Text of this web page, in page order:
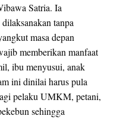
Satria. Ia
tanpa
masa depan
memberikan manfaat
ibu menyusui, anak
ini dinilai harus pula
pelaku UMKM, petani,
sehingga